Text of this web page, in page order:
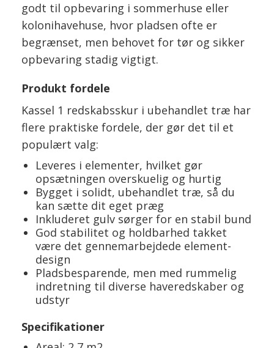
godt til opbevaring i sommerhuse eller
kolonihavehuse, hvor pladsen ofte er
begrænset, men behovet for tør og sikker
opbevaring stadig vigtigt.
Produkt fordele
Kassel 1 redskabsskur i ubehandlet træ har
flere praktiske fordele, der gør det til et
populært valg:
Leveres i elementer, hvilket gør
opsætningen overskuelig og hurtig
Bygget i solidt, ubehandlet træ, så du
kan sætte dit eget præg
Inkluderet gulv sørger for en stabil bund
God stabilitet og holdbarhed takket
være det gennemarbejdede element-
design
Pladsbesparende, men med rummelig
indretning til diverse haveredskaber og
udstyr
Specifikationer